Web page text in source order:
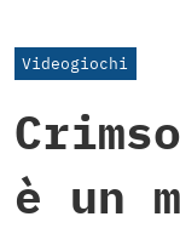
Videogiochi
è un